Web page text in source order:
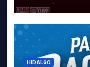
Tula
HIDALGO